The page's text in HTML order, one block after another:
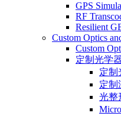
GPS
RF
Resilient
Custom Optics
Custom
定制光学
定制
定制
光整